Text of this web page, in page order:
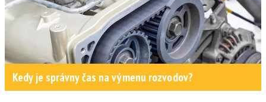
Kedy je správny čas na výmenu rozvodov?